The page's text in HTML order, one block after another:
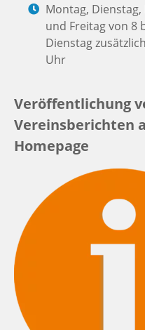
Montag,
und Freitag von 8
Dienstag
Uhr
Veröffentlichung
Vereinsberichten
Homepage